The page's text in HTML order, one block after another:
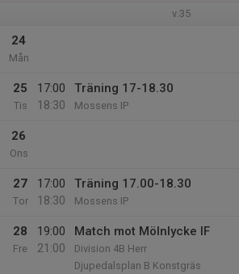
v.35
24
Mån
25
Tis
17:00
18:30
Träning 17-18.30
Mossens IP
26
Ons
27
Tor
17:00
18:30
Träning 17.00-18.30
Mossens IP
28
Fre
19:00
21:00
Match mot Mölnlycke IF
Division 4B Herr
Djupedalsplan B Konstgräs